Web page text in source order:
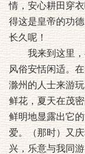
情，安心耕田穿
得这是皇帝的功
长久呢！
我来到这里，喜
风俗安恬闲适。
滁州的人士来游
鲜花，夏天在茂
鲜明地显露出它
爱。（那时）又
兴，乐意与我同